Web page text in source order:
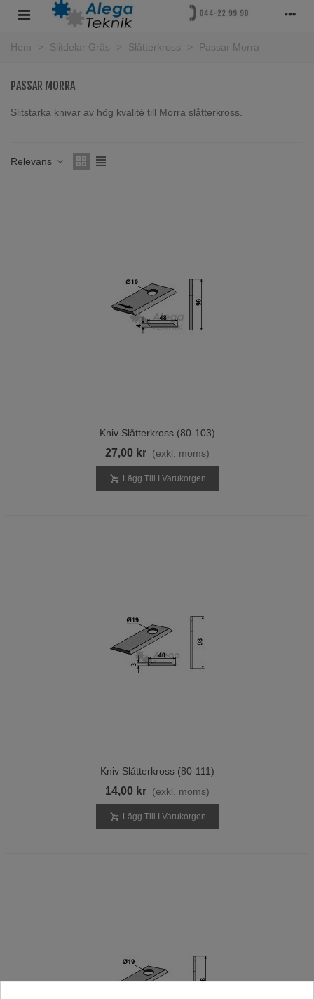
Hem > Slitdelar Gräs > Slåtterkross > Passar Morra
PASSAR MORRA
Slitstarka knivar av hög kvalité till Morra slåtterkross.
Relevans
Kniv Slåtterkross (80-103)
27,00 kr (exkl. moms)
Lägg Till I Varukorgen
Kniv Slåtterkross (80-111)
14,00 kr (exkl. moms)
Lägg Till I Varukorgen